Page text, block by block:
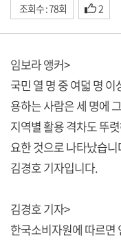
조회수 : 78회 2
임보라 앵커>
국민 열 명 중 여덟 명
용하는 사람은 세 명에
지역별 활용 격차도 뚜
요한 것으로 나타났습니
김경호 기자입니다.
김경호 기자>
한국소비자원에 따르면